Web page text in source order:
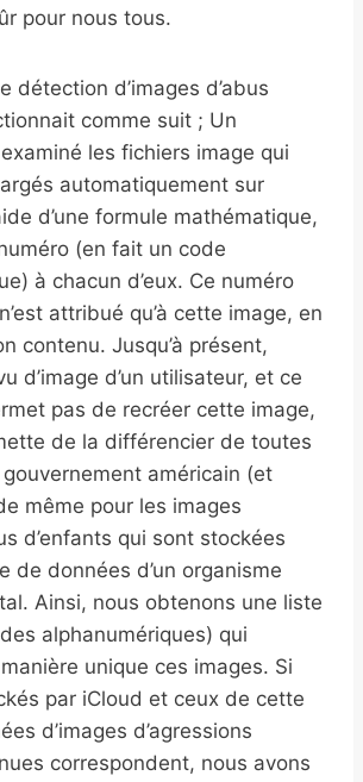
pour nous tous.
détection d’images d’abus
comme suit ; Un
les fichiers image qui
automatiquement sur
d’une formule mathématique,
(en fait un code
à chacun d’eux. Ce numéro
attribué qu’à cette image, en
contenu. Jusqu’à présent,
d’image d’un utilisateur, et ce
pas de recréer cette image,
de la différencier de toutes
américain (et
même pour les images
d’enfants qui sont stockées
de données d’un organisme
Ainsi, nous obtenons une liste
alphanumériques) qui
unique ces images. Si
par iCloud et ceux de cette
d’images d’agressions
correspondent, nous avons